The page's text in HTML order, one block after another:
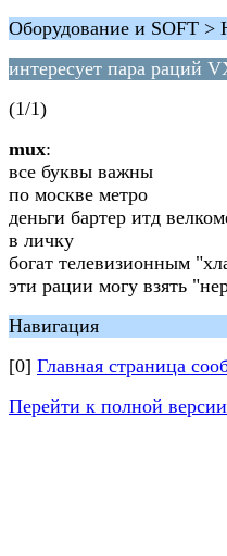
Оборудование и SOFT >
интересует пара раций
(1/1)
mux:
все буквы важны
по москве метро
деньги бартер итд
в личку
богат телевизионным
эти рации могу взять
Навигация
[0] Главная страница
Перейти к полной версии